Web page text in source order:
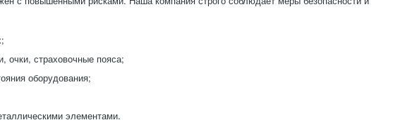
очки, страховочные пояса;
оборудования;
элементами.